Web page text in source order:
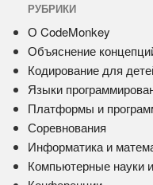
РУБРИКИ
О CodeMonkey
Объяснение
Кодирование для
Языки
Платформы и
Соревнования
Информатика и
Компьютерные науки